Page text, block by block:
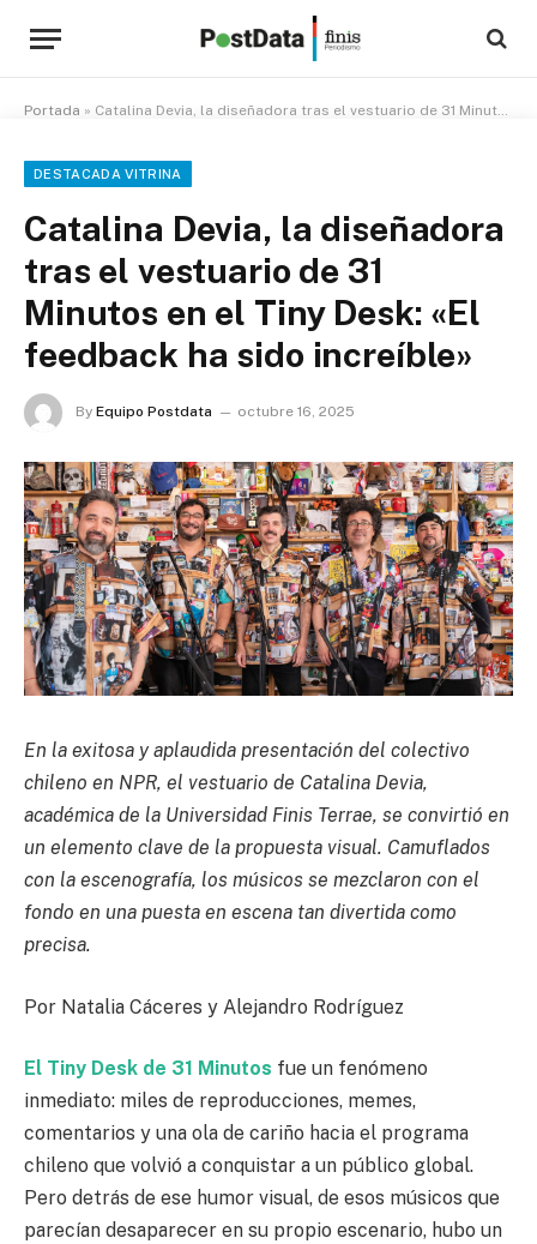
Portada » Catalina Devia, la diseñadora tras el vestuario de 31 Minutos en el Tiny Desk: «El feedback ha sido increíble»
DESTACADA VITRINA
Catalina Devia, la diseñadora
tras el vestuario de 31
Minutos en el Tiny Desk: «El
feedback ha sido increíble»
By Equipo Postdata octubre 16, 2025
En la exitosa y aplaudida presentación del colectivo
chileno en NPR, el vestuario de Catalina Devia,
académica de la Universidad Finis Terrae, se convirtió en
un elemento clave de la propuesta visual. Camuflados
con la escenografía, los músicos se mezclaron con el
fondo en una puesta en escena tan divertida como
precisa.
Por Natalia Cáceres y Alejandro Rodríguez
El Tiny Desk de 31 Minutos fue un fenómeno
inmediato: miles de reproducciones, memes,
comentarios y una ola de cariño hacia el programa
chileno que volvió a conquistar a un público global.
Pero detrás de ese humor visual, de esos músicos que
parecían desaparecer en su propio escenario, hubo un